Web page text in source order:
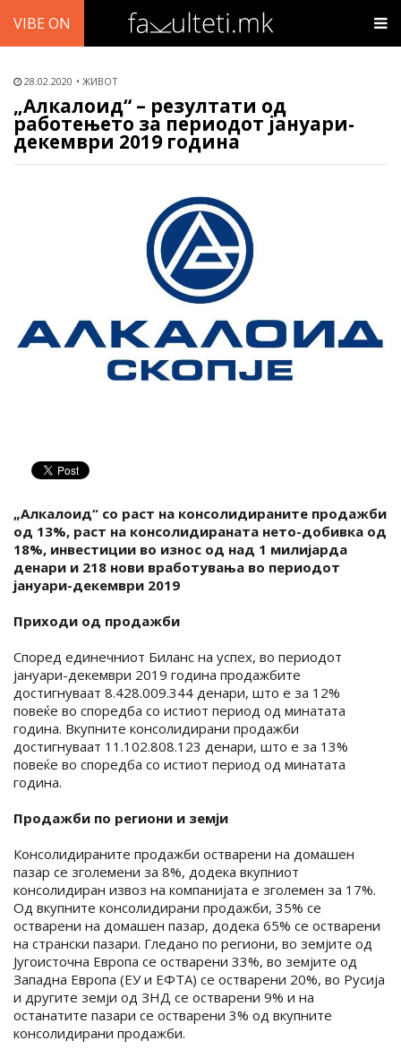
VIBE ON
28.02.2020 ЖИВОТ
„Алкалоид“ – резултати од
работењето за периодот јануари-
декември 2019 година
„Алкалоид“ со раст на консолидираните продажби
од 13%, раст на консолидираната нето-добивка од
18%, инвестиции во износ од над 1 милијарда
денари и 218 нови вработувања во периодот
јануари-декември 2019
Приходи од продажби
Според единечниот Биланс на успех, во периодот
јануари-декември 2019 година продажбите
достигнуваат 8.428.009.344 денари, што е за 12%
повеќе во споредба со истиот период од минатата
година. Вкупните консолидирани продажби
достигнуваат 11.102.808.123 денари, што е за 13%
повеќе во споредба со истиот период од минатата
година.
Продажби по региони и земји
Консолидираните продажби остварени на домашен
пазар се зголемени за 8%, додека вкупниот
консолидиран извоз на компанијата е зголемен за 17%.
Од вкупните консолидирани продажби, 35% се
остварени на домашен пазар, додека 65% се остварени
на странски пазари. Гледано по региони, во земјите од
Југоисточна Европа се остварени 33%, во земјите од
Западна Европа (ЕУ и ЕФТА) се остварени 20%, во Русија
и другите земји од ЗНД се остварени 9% и на
останатите пазари се остварени 3% од вкупните
консолидирани продажби.